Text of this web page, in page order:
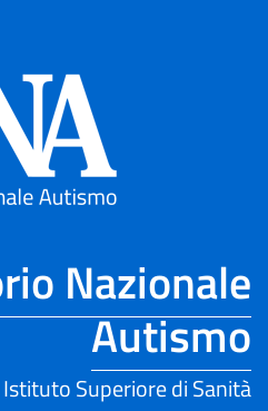
Nazionale
Autismo
Istituto Superiore di Sanità